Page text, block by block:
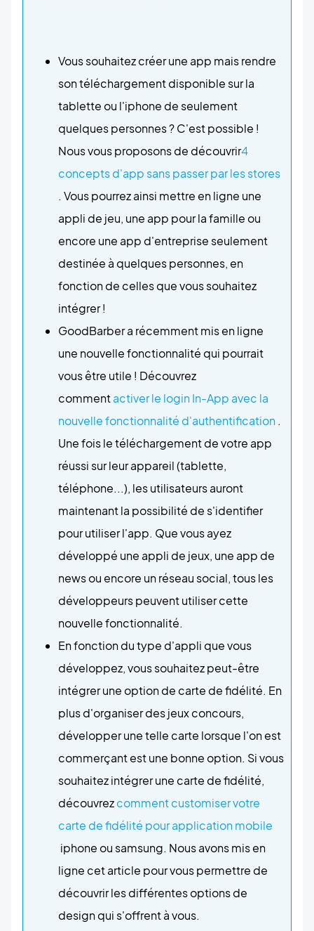
Vous souhaitez créer une app mais rendre
son téléchargement disponible sur la
tablette ou l'iphone de seulement
quelques personnes ? C'est possible !
Nous vous proposons de découvrir4
concepts d'app sans passer par les stores
. Vous pourrez ainsi mettre en ligne une
appli de jeu, une app pour la famille ou
encore une app d'entreprise seulement
destinée à quelques personnes, en
fonction de celles que vous souhaitez
intégrer !
GoodBarber a récemment mis en ligne
une nouvelle fonctionnalité qui pourrait
vous être utile ! Découvrez
commentactiver le login In-App avec la
nouvelle fonctionnalité d'authentification .
Une fois le téléchargement de votre app
réussi sur leur appareil (tablette,
téléphone...), les utilisateurs auront
maintenant la possibilité de s'identifier
pour utiliser l'app. Que vous ayez
développé une appli de jeux, une app de
news ou encore un réseau social, tous les
développeurs peuvent utiliser cette
nouvelle fonctionnalité.
En fonction du type d'appli que vous
développez, vous souhaitez peut-être
intégrer une option de carte de fidélité. En
plus d'organiser des jeux concours,
développer une telle carte lorsque l'on est
commerçant est une bonne option. Si vous
souhaitez intégrer une carte de fidélité,
découvrezcomment customiser votre
carte de fidélité pour application mobile
iphone ou samsung. Nous avons mis en
ligne cet article pour vous permettre de
découvrir les différentes options de
design qui s'offrent à vous.